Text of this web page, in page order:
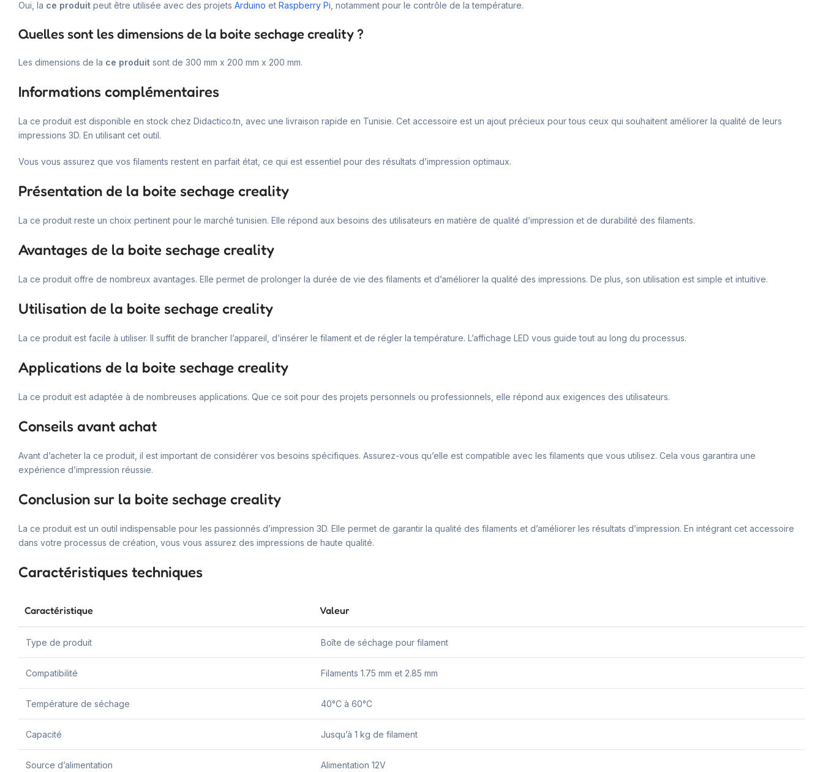
Oui, la ce produit peut être utilisée avec des projets Arduino et Raspberry Pi , notamment pour le contrôle de la température.
Quelles sont les dimensions de la boite sechage creality ?
Les dimensions de la ce produit sont de 300 mm x 200 mm x 200 mm.
Informations complémentaires
La ce produit est disponible en stock chez Didactico.tn, avec une livraison rapide en Tunisie. Cet accessoire est un ajout précieux pour tous ceux qui souhaitent améliorer la qualité de leurs
impressions 3D. En utilisant cet outil.
Vous vous assurez que vos filaments restent en parfait état, ce qui est essentiel pour des résultats d’impression optimaux.
Présentation de la boite sechage creality
La ce produit reste un choix pertinent pour le marché tunisien. Elle répond aux besoins des utilisateurs en matière de qualité d’impression et de durabilité des filaments.
Avantages de la boite sechage creality
La ce produit offre de nombreux avantages. Elle permet de prolonger la durée de vie des filaments et d’améliorer la qualité des impressions. De plus, son utilisation est simple et intuitive.
Utilisation de la boite sechage creality
La ce produit est facile à utiliser. Il suffit de brancher l’appareil, d’insérer le filament et de régler la température. L’affichage LED vous guide tout au long du processus.
Applications de la boite sechage creality
La ce produit est adaptée à de nombreuses applications. Que ce soit pour des projets personnels ou professionnels, elle répond aux exigences des utilisateurs.
Conseils avant achat
Avant d’acheter la ce produit, il est important de considérer vos besoins spécifiques. Assurez-vous qu’elle est compatible avec les filaments que vous utilisez. Cela vous garantira une
expérience d’impression réussie.
Conclusion sur la boite sechage creality
La ce produit est un outil indispensable pour les passionnés d’impression 3D. Elle permet de garantir la qualité des filaments et d’améliorer les résultats d’impression. En intégrant cet accessoire
dans votre processus de création, vous vous assurez des impressions de haute qualité.
Caractéristiques techniques
Caractéristique Valeur
Type de produit Boîte de séchage pour filament
Compatibilité Filaments 1.75 mm et 2.85 mm
Température de séchage 40°C à 60°C
Capacité Jusqu’à 1 kg de filament
Source d’alimentation Alimentation 12V